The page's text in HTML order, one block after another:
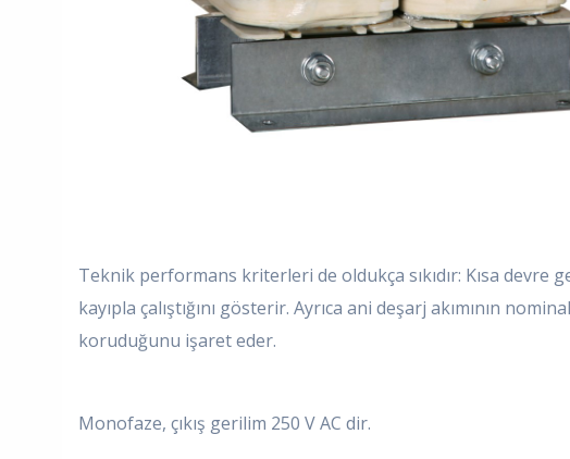
Teknik performans kriterleri de oldukça sıkıdır: Kısa
kayıpla çalıştığını gösterir. Ayrıca ani deşarj akımının
koruduğunu işaret eder.
Monofaze, çıkış gerilim 250 V AC dir.